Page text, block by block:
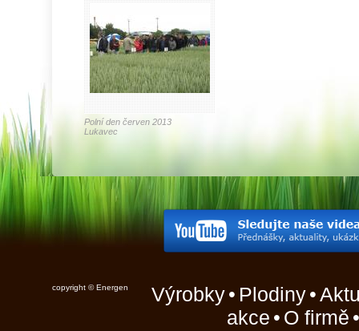
Polní den červen 2013
Lukavec
copyright © Energen Výrobky• Plodiny•
akce • O firmě •